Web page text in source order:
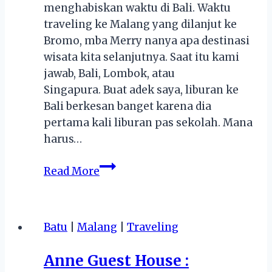
menghabiskan waktu di Bali. Waktu
traveling ke Malang yang dilanjut ke
Bromo, mba Merry nanya apa destinasi
wisata kita selanjutnya. Saat itu kami
jawab, Bali, Lombok, atau
Singapura. Buat adek saya, liburan ke
Bali berkesan banget karena dia
pertama kali liburan pas sekolah. Mana
harus…
Read MoreKarma
Liburan
Di
Batu Malang Traveling
Anne Guest House :